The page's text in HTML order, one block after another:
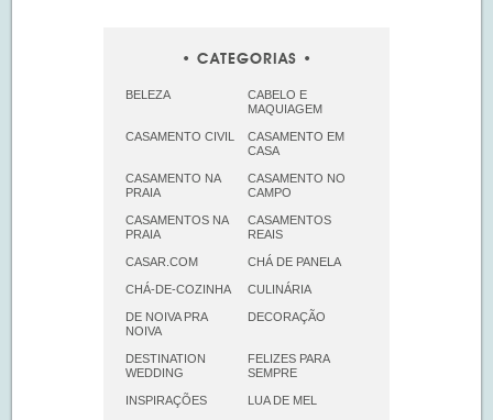
CATEGORIAS
BELEZA
CABELO E
MAQUIAGEM
CASAMENTO CIVIL
CASAMENTO EM
CASA
CASAMENTO NA
PRAIA
CASAMENTO NO
CAMPO
CASAMENTOS NA
PRAIA
CASAMENTOS
REAIS
CASAR.COM CHÁ DE PANELA
CHÁ-DE-COZINHA CULINÁRIA
DE NOIVA PRA
NOIVA
DECORAÇÃO
DESTINATION
WEDDING
FELIZES PARA
SEMPRE
INSPIRAÇÕES LUA DE MEL